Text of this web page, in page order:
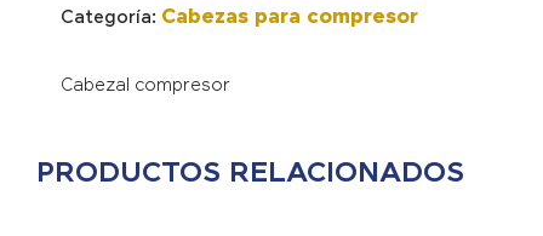
Categoría: Cabezas para compresor
Cabezal compresor
PRODUCTOS RELACIONADOS